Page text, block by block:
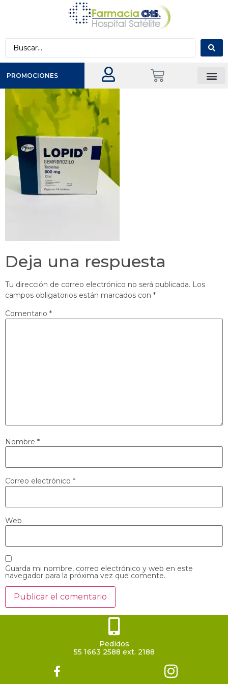
PROMOCIONES
Deja una respuesta
Tu dirección de correo electrónico no será publicada. Los
campos obligatorios están marcados con *
Comentario *
Nombre *
Correo electrónico *
Web
Guarda mi nombre, correo electrónico y web en este
navegador para la próxima vez que comente.
Pedidos
55 1663 2588 ext. 2188